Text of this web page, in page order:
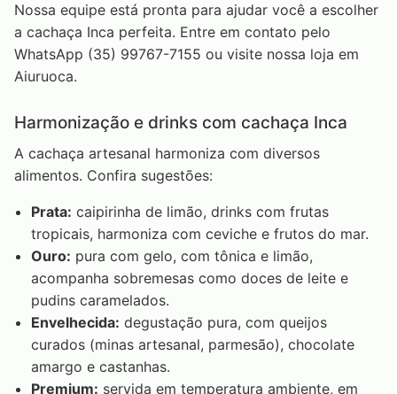
Nossa equipe está pronta para ajudar você a escolher
a cachaça Inca perfeita. Entre em contato pelo
WhatsApp (35) 99767-7155 ou visite nossa loja em
Aiuruoca.
Harmonização e drinks com cachaça Inca
A cachaça artesanal harmoniza com diversos
alimentos. Confira sugestões:
Prata: caipirinha de limão, drinks com frutas
tropicais, harmoniza com ceviche e frutos do mar.
Ouro: pura com gelo, com tônica e limão,
acompanha sobremesas como doces de leite e
pudins caramelados.
Envelhecida: degustação pura, com queijos
curados (minas artesanal, parmesão), chocolate
amargo e castanhas.
Premium: servida em temperatura ambiente, em